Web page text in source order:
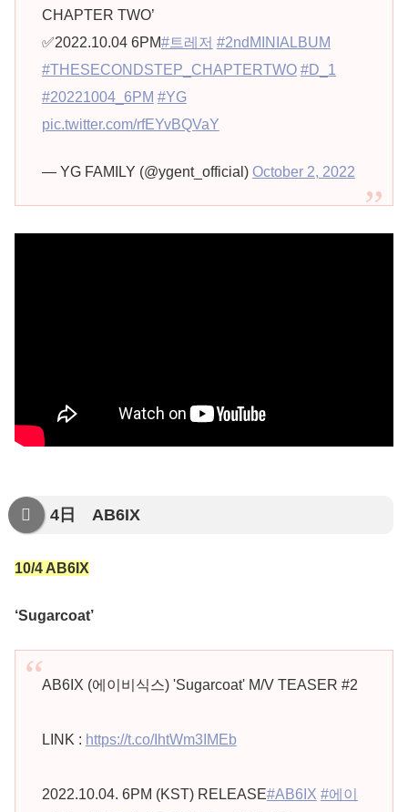
CHAPTER TWO’
✅2022.10.04 6PM#트레저 #2ndMINIALBUM
#THESECONDSTEP_CHAPTERTWO #D_1
#20221004_6PM #YG
pic.twitter.com/rfEYvBQVaY
— YG FAMILY (@ygent_official) October 2, 2022
4日 AB6IX
10/4 AB6IX
‘Sugarcoat’
AB6IX (에이비식스) 'Sugarcoat' M/V TEASER #2
LINK : https://t.co/IhtWm3IMEb
2022.10.04. 6PM (KST) RELEASE#AB6IX #에이